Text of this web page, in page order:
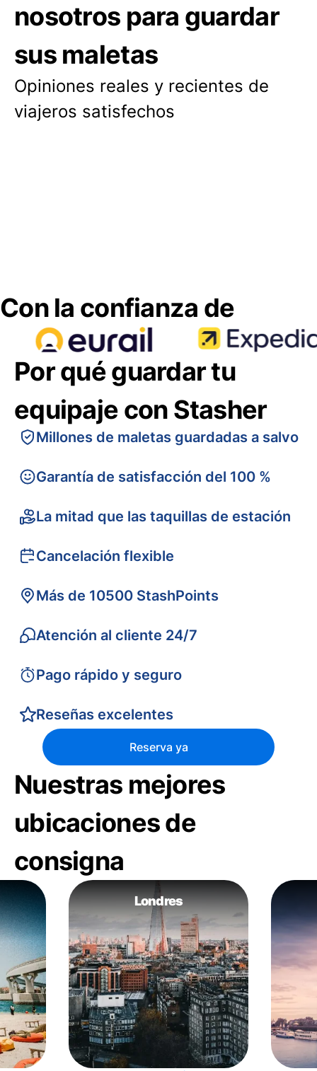
nosotros para guardar
sus maletas
Opiniones reales y recientes de
viajeros satisfechos
Con la confianza de
Por qué guardar tu
equipaje con Stasher
Millones de maletas guardadas a salvo
Garantía de satisfacción del 100 %
La mitad que las taquillas de estación
Cancelación flexible
Más de 10500 StashPoints
Atención al cliente 24/7
Pago rápido y seguro
Reseñas excelentes
Reserva ya
Nuestras mejores
ubicaciones de
consigna
Londres